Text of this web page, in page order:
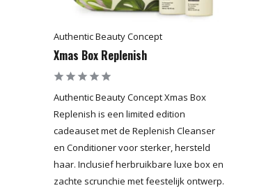
Authentic Beauty Concept
Xmas Box Replenish
Authentic Beauty Concept Xmas Box
Replenish is een limited edition
cadeauset met de Replenish Cleanser
en Conditioner voor sterker, hersteld
haar. Inclusief herbruikbare luxe box en
zachte scrunchie met feestelijk ontwerp.